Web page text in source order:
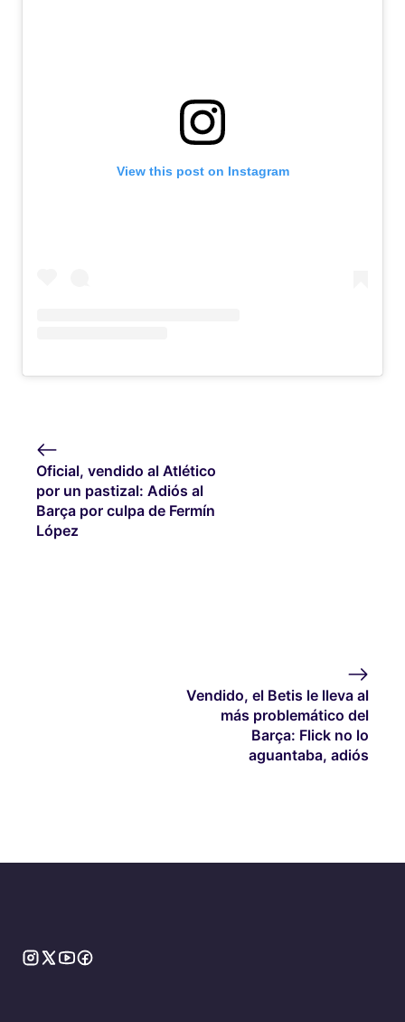
View this post on Instagram
Oficial, vendido al Atlético
por un pastizal: Adiós al
Barça por culpa de Fermín
López
Vendido, el Betis le lleva al
más problemático del
Barça: Flick no lo
aguantaba, adiós